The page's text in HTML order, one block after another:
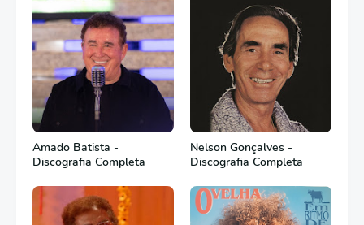
Amado Batista -
Discografia Completa
Nelson Gonçalves -
Discografia Completa